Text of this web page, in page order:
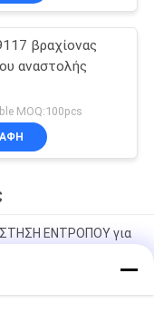
βραχίονας
αναστολής
MOQ:100pcs
ΕΝΤΡΟΠΟΥ για
MOUNT FOR LAND